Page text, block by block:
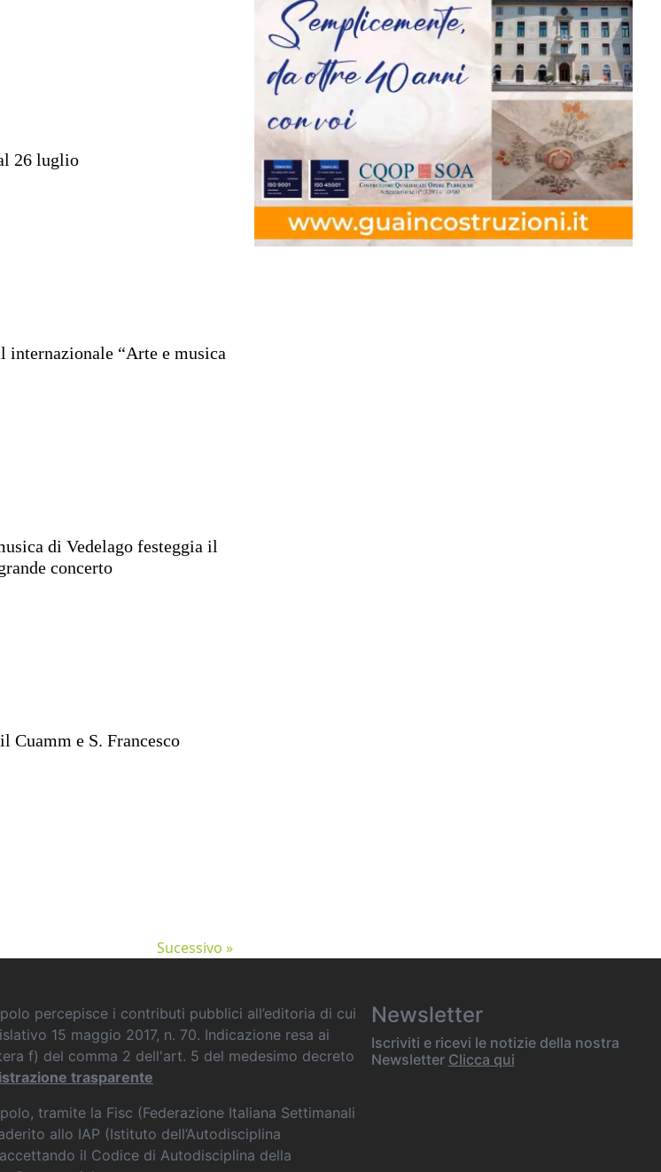
26 luglio
“Arte e musica
di Vedelago festeggia il
concerto
Cuamm e S. Francesco
Sucessivo »
percepisce i contributi pubblici all’editoria di cui
15 maggio 2017, n. 70. Indicazione resa ai
f) del comma 2 dell'art. 5 del medesimo decreto
trasparente
tramite la Fisc (Federazione Italiana Settimanali
allo IAP (Istituto dell’Autodisciplina
il Codice di Autodisciplina della
Newsletter
Iscriviti e ricevi le notizie della nostra
Newsletter Clicca qui